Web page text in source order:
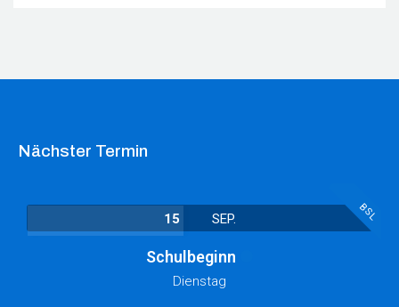
Nächster Termin
BSL
15 SEP.
Schulbeginn
Dienstag